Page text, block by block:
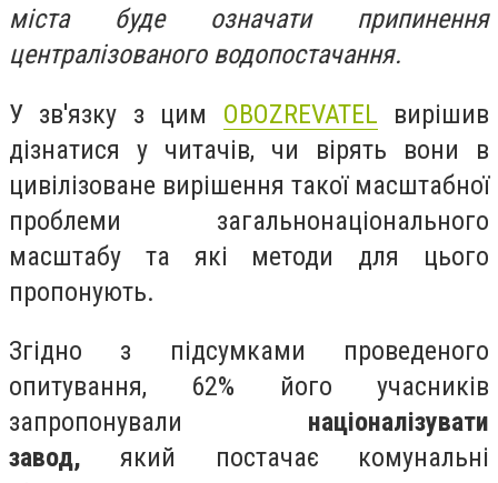
міста буде означати припинення
централізованого водопостачання.
У зв'язку з цим OBOZREVATEL вирішив
дізнатися у читачів, чи вірять вони в
цивілізоване вирішення такої масштабної
проблеми загальнонаціонального
масштабу та які методи для цього
пропонують.
Згідно з підсумками проведеного
опитування, 62% його учасників
запропонували націоналізувати
завод,який постачає комунальні